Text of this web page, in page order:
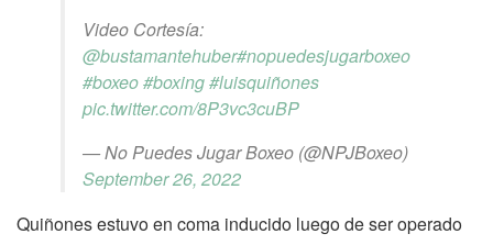
Video Cortesía:
@bustamantehuber#nopuedesjugarboxeo
#boxeo#boxing#luisquiñones
pic.twitter.com/8P3vc3cuBP
— No Puedes Jugar Boxeo (@NPJBoxeo)
September 26, 2022
Quiñones estuvo en coma inducido luego de ser operado